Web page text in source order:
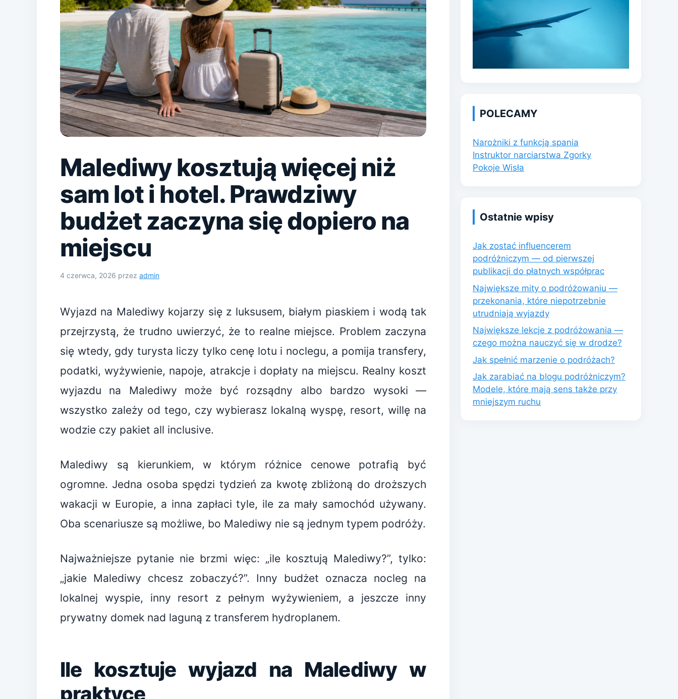
Malediwy kosztują więcej niż
sam lot i hotel. Prawdziwy
budżet zaczyna się dopiero na
miejscu
4 czerwca, 2026 przez admin
Wyjazd na Malediwy kojarzy się z luksusem, białym piaskiem i wodą tak
przejrzystą, że trudno uwierzyć, że to realne miejsce. Problem zaczyna
się wtedy, gdy turysta liczy tylko cenę lotu i noclegu, a pomija transfery,
podatki, wyżywienie, napoje, atrakcje i dopłaty na miejscu. Realny koszt
wyjazdu na Malediwy może być rozsądny albo bardzo wysoki —
wszystko zależy od tego, czy wybierasz lokalną wyspę, resort, willę na
wodzie czy pakiet all inclusive.
Malediwy są kierunkiem, w którym różnice cenowe potrafią być
ogromne. Jedna osoba spędzi tydzień za kwotę zbliżoną do droższych
wakacji w Europie, a inna zapłaci tyle, ile za mały samochód używany.
Oba scenariusze są możliwe, bo Malediwy nie są jednym typem podróży.
Najważniejsze pytanie nie brzmi więc: „ile kosztują Malediwy?”, tylko:
„jakie Malediwy chcesz zobaczyć?”. Inny budżet oznacza nocleg na
lokalnej wyspie, inny resort z pełnym wyżywieniem, a jeszcze inny
prywatny domek nad laguną z transferem hydroplanem.
Ile kosztuje wyjazd na Malediwy w
praktyce
POLECAMY
Narożniki z funkcją spania
Instruktor narciarstwa Zgorky
Pokoje Wisła
Ostatnie wpisy
Jak zostać influencerem
podróżniczym — od pierwszej
publikacji do płatnych współprac
Największe mity o podróżowaniu —
przekonania, które niepotrzebnie
utrudniają wyjazdy
Największe lekcje z podróżowania —
czego można nauczyć się w drodze?
Jak spełnić marzenie o podróżach?
Jak zarabiać na blogu podróżniczym?
Modele, które mają sens także przy
mniejszym ruchu